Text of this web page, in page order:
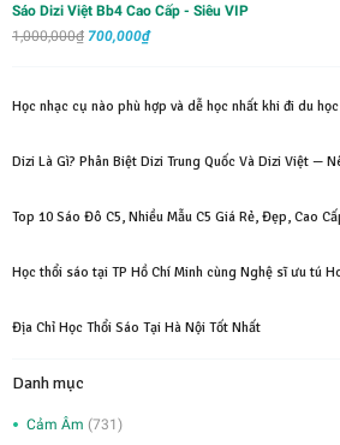
700,000₫.
1,200,000₫.
Sáo Dizi Việt Bb4 Cao Cấp - Siêu VIP
1,000,000₫ Giá
1,000,000₫.
700,000₫Giá
là:
Học nhạc cụ nào phù hợp và dễ học nhất khi đi du học
Dizi Là Gì? Phân Biệt Dizi Trung Quốc Và Dizi Việt —
Top 10 Sáo Đô C5, Nhiều Mẫu C5 Giá Rẻ, Đẹp, Cao
Học thổi sáo tại TP Hồ Chí Minh cùng Nghệ sĩ ưu tú
Địa Chỉ Học Thổi Sáo Tại Hà Nội Tốt Nhất
Danh mục
Cảm Âm (731)